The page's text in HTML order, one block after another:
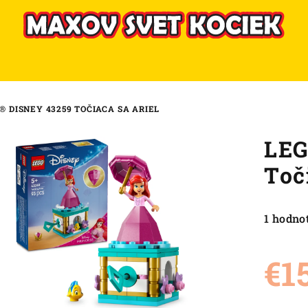
DISNEY 43259 TOČIACA SA ARIEL
je
5,0
1